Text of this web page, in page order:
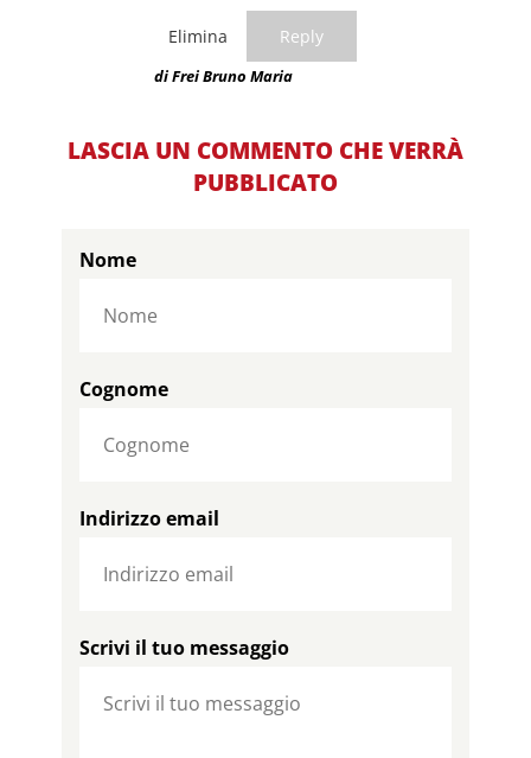
Elimina Reply
di Frei Bruno Maria
LASCIA UN COMMENTO CHE VERRÀ
PUBBLICATO
Nome
Cognome
Indirizzo email
Scrivi il tuo messaggio